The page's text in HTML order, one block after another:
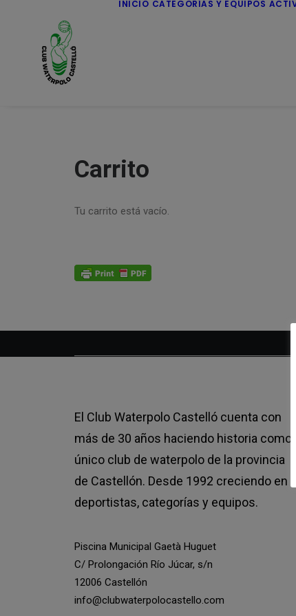
INICIO CATEGORÍAS Y EQUIPOS
Carrito
Tu carrito está vacío.
El Club Waterpolo Castelló cuenta con
más de 30 años haciendo historia como
único club de waterpolo de la provincia
de Castellón. Desde 1992 creciendo en
deportistas, categorías y equipos.
Piscina Municipal Gaetà Huguet
C/ Prolongación Río Júcar, s/n
12006 Castellón
info@clubwaterpolocastello.com